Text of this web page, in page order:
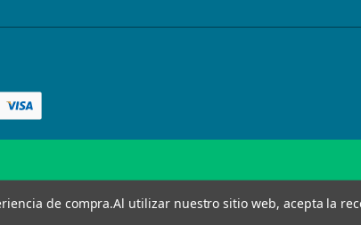
de compra.Al utilizar nuestro sitio web, acepta la